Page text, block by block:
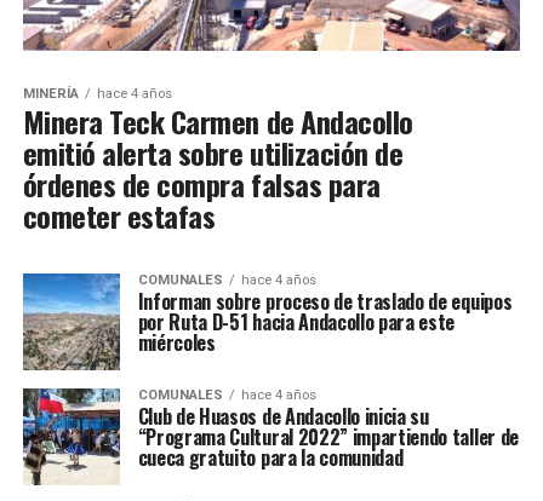
MINERÍA hace 4 años
Minera Teck Carmen de Andacollo
emitió alerta sobre utilización de
órdenes de compra falsas para
cometer estafas
COMUNALES hace 4 años
Informan sobre proceso de traslado de equipos
por Ruta D-51 hacia Andacollo para este
miércoles
COMUNALES hace 4 años
Club de Huasos de Andacollo inicia su
“Programa Cultural 2022” impartiendo taller de
cueca gratuito para la comunidad